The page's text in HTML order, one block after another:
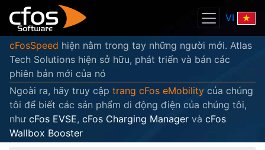
VI
cFosSpeed hiện nằm trong tay những người mới. Atlas
Tech Solutions hiện sở hữu, phát triển và bán các
phiên bản mới của nó
Ngoài ra, hãy truy cập trang cFos eMobility của chúng
tôi để biết các sản phẩm di động điện của chúng tôi,
như cFos EVSE, cFos Charging Manager và cFos
Wallbox Booster